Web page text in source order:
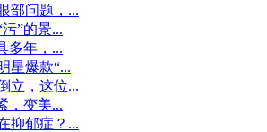
部问题，...
”的景...
多年，...
星爆款“...
立，这位...
，变美...
抑郁症？...